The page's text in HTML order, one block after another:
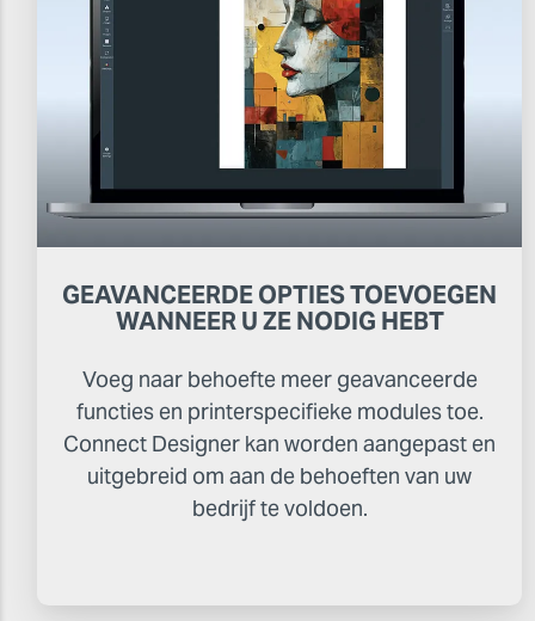
GEAVANCEERDE OPTIES TOEVOEGEN
WANNEER U ZE NODIG HEBT
Voeg naar behoefte meer geavanceerde
functies en printerspecifieke modules toe.
Connect Designer kan worden aangepast en
uitgebreid om aan de behoeften van uw
bedrijf te voldoen.